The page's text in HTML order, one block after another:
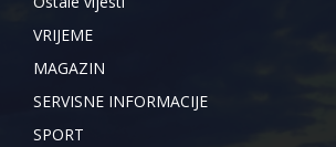
VRIJEME
MAGAZIN
SERVISNE INFORMACIJE
SPORT